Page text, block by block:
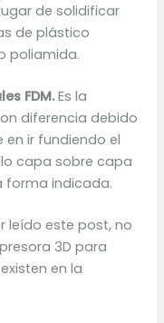
de solidificar
de plástico
poliamida.
FDM.Es la
diferencia debido
en ir fundiendo el
capa sobre capa
forma indicada.
leído este post, no
3D para
en la